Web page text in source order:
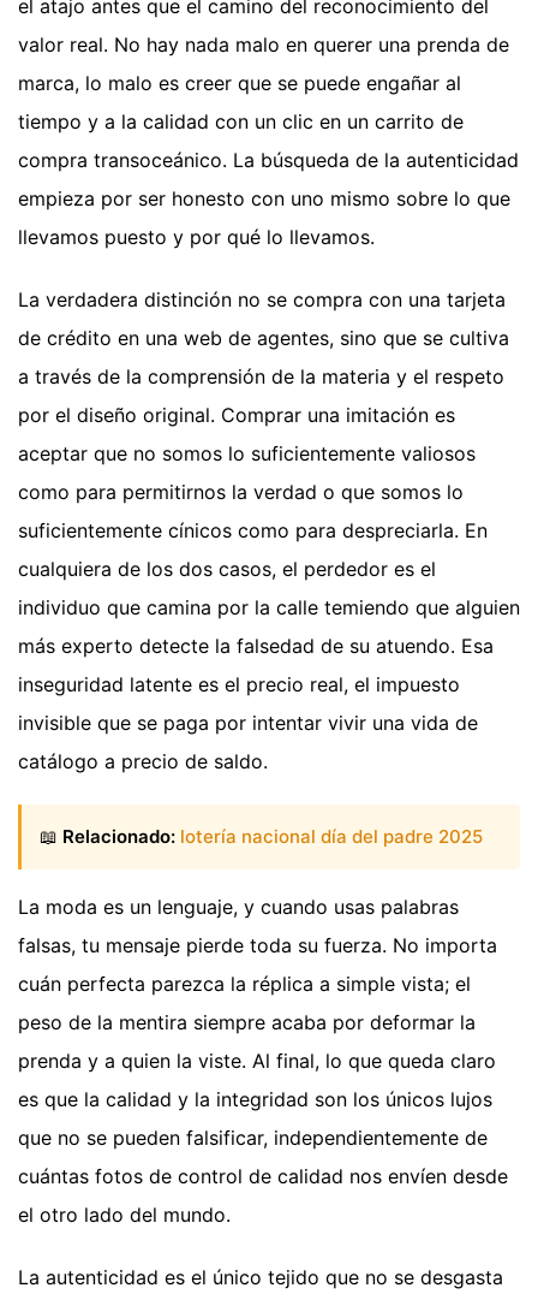
el atajo antes que el camino del reconocimiento del
valor real. No hay nada malo en querer una prenda de
marca, lo malo es creer que se puede engañar al
tiempo y a la calidad con un clic en un carrito de
compra transoceánico. La búsqueda de la autenticidad
empieza por ser honesto con uno mismo sobre lo que
llevamos puesto y por qué lo llevamos.
La verdadera distinción no se compra con una tarjeta
de crédito en una web de agentes, sino que se cultiva
a través de la comprensión de la materia y el respeto
por el diseño original. Comprar una imitación es
aceptar que no somos lo suficientemente valiosos
como para permitirnos la verdad o que somos lo
suficientemente cínicos como para despreciarla. En
cualquiera de los dos casos, el perdedor es el
individuo que camina por la calle temiendo que alguien
más experto detecte la falsedad de su atuendo. Esa
inseguridad latente es el precio real, el impuesto
invisible que se paga por intentar vivir una vida de
catálogo a precio de saldo.
📖 Relacionado: lotería nacional día del padre 2025
La moda es un lenguaje, y cuando usas palabras
falsas, tu mensaje pierde toda su fuerza. No importa
cuán perfecta parezca la réplica a simple vista; el
peso de la mentira siempre acaba por deformar la
prenda y a quien la viste. Al final, lo que queda claro
es que la calidad y la integridad son los únicos lujos
que no se pueden falsificar, independientemente de
cuántas fotos de control de calidad nos envíen desde
el otro lado del mundo.
La autenticidad es el único tejido que no se desgasta